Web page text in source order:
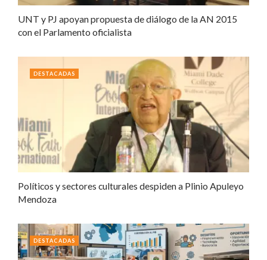
UNT y PJ apoyan propuesta de diálogo de la AN 2015
con el Parlamento oficialista
Políticos y sectores culturales despiden a Plinio Apuleyo
Mendoza
DESTACADAS
DESTACADAS